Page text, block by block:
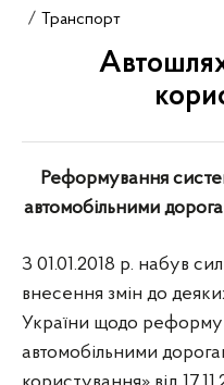
Транспорт
Реформування
автомобільними
З 01.01.2018 р. набув
внесення змін до
України щодо
автомобільними